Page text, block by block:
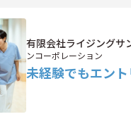
有限会社ライジングサ
ンコーポレーション
未経験でもエン